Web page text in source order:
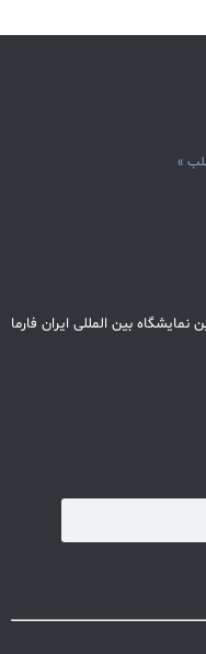
»
بین المللی ایران فارما